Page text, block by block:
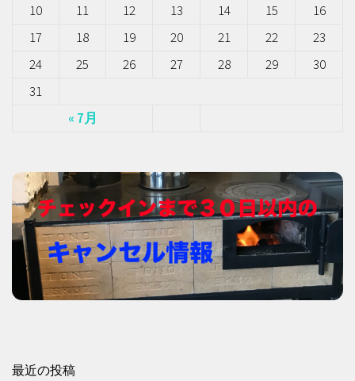
« 7月
10
11 12 13 14 15
16
17
18 19 20 21 22
23
24
25 26 27 28 29
30
31
最近の投稿